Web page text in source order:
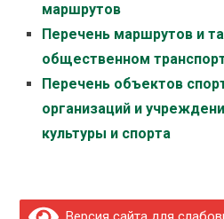
маршрутов
Перечень маршрутов и
общественном
Перечень объектов
организаций и
культуры и спорта